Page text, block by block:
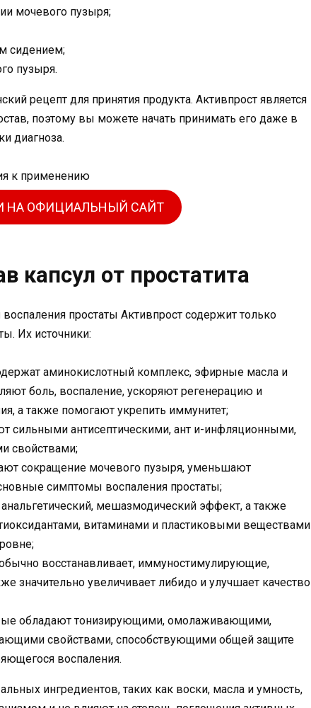
мочевого пузыря;
сидением;
пузыря.
рецепт для принятия продукта. Активпрост является
поэтому вы можете начать принимать его даже в
диагноза.
НА ОФИЦИАЛЬНЫЙ САЙТ
капсул от простатита
простаты Активпрост содержит только
Их источники:
аминокислотный комплекс, эфирные масла и
боль, воспаление, ускоряют регенерацию и
а также помогают укрепить иммунитет;
сильными антисептическими, ант и-инфляционными,
свойствами;
сокращение мочевого пузыря, уменьшают
симптомы воспаления простаты;
мешазмодический эффект, а также
витаминами и пластиковыми веществами
восстанавливает, иммуностимулирующие,
значительно увеличивает либидо и улучшает качество
обладают тонизирующими, омолаживающими,
свойствами, способствующими общей защите
воспаления.
ингредиентов, таких как воски, масла и умность,